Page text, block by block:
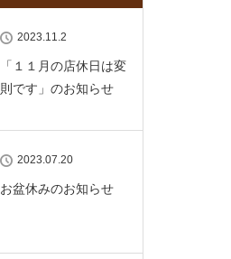
2023.11.2
「１１月の店休日は変
則です」のお知らせ
2023.07.20
お盆休みのお知らせ